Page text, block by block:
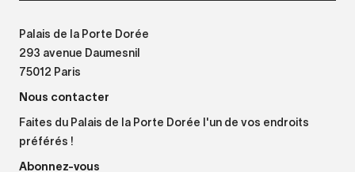
Palais de la Porte Dorée
293 avenue Daumesnil
75012 Paris
Nous contacter
Faites du Palais de la Porte Dorée l'un de vos endroits
préférés !
Abonnez-vous